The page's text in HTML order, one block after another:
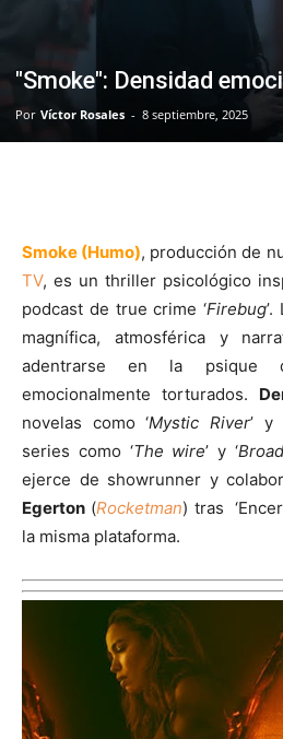
"Smoke": Densidad
Por Víctor Rosales - 8 septiembre, 2025
Smoke (Humo), producción de
TV, es un thriller psicológico
podcast de true crime ‘Firebug
magnífica, atmosférica y
adentrarse en la psique
emocionalmente torturados.
novelas como ‘Mystic River’ y
series como ‘The wire’ y ‘
ejerce de showrunner y
Egerton (Rocketman) tras
la misma plataforma.